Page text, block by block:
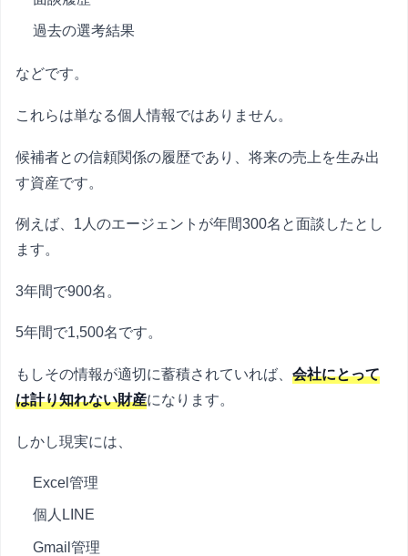
過去の選考結果
などです。
これらは単なる個人情報ではありません。
候補者との信頼関係の履歴であり、将来の売上を生み出
す資産です。
例えば、1人のエージェントが年間300名と面談したとし
ます。
3年間で900名。
5年間で1,500名です。
もしその情報が適切に蓄積されていれば、 会社にとって
は計り知れない財産になります。
しかし現実には、
Excel管理
個人LINE
Gmail管理